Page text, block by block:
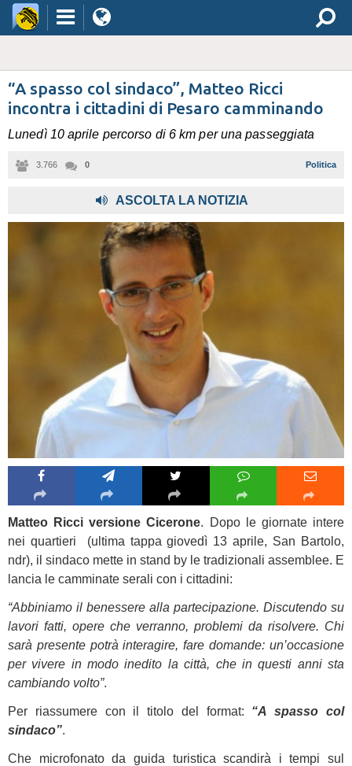
“A spasso col sindaco”, Matteo Ricci
incontra i cittadini di Pesaro camminando
Lunedì 10 aprile percorso di 6 km per una passeggiata
3.766 0 Politica
ASCOLTA LA NOTIZIA
Matteo Ricci versione Cicerone. Dopo le giornate intere
nei quartieri (ultima tappa giovedì 13 aprile, San Bartolo,
ndr), il sindaco mette in stand by le tradizionali assemblee. E
lancia le camminate serali con i cittadini:
“Abbiniamo il benessere alla partecipazione. Discutendo su
lavori fatti, opere che verranno, problemi da risolvere. Chi
sarà presente potrà interagire, fare domande: un’occasione
per vivere in modo inedito la città, che in questi anni sta
cambiando volto”.
Per riassumere con il titolo del format: “A spasso col
sindaco”.
Che microfonato da guida turistica scandirà i tempi sul